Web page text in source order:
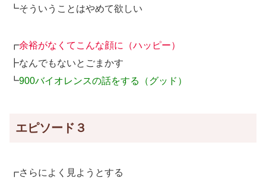
┗そういうことはやめて欲しい
┏余裕がなくてこんな顔に（ハッピー）
┣なんでもないとごまかす
┗900バイオレンスの話をする（グッド）
エピソード３
┏さらによく見ようとする